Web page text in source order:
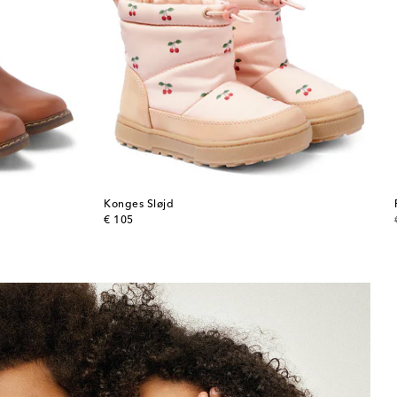
Konges Sløjd
€ 105
original price